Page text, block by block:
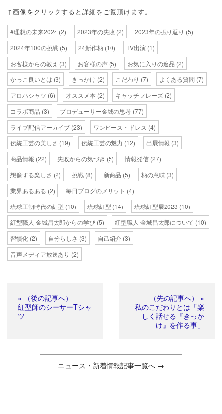
↑画像をクリックすると詳細をご覧頂けます。
#理想の未来2024 (2) 2023年の失敗 (2) 2023年の振り返り (5)
2024年100の挑戦 (5) 24新作柄 (10) TV出演 (1)
お客様からの教え (3) お客様の声 (5) お気に入りの逸品 (2)
かっこ良いとは (3) きっかけ (2) こだわり (7) よくある質問 (7)
アロハシャツ (6) オススメ本 (2) キャッチフレーズ (2)
コラボ商品 (3) プロデューサー金城の思考 (77)
ライブ配信アーカイブ (23) ワンピース・ドレス (4)
伝統工芸の美しさ (19) 伝統工芸の魅力 (12) 出展情報 (3)
商品情報 (22) 失敗からの気づき (5) 情報発信 (27)
想像する楽しさ (2) 挑戦 (8) 新商品 (5) 柄の意味 (3)
業界あるある (2) 毎日ブログのメリット (4)
琉球王朝時代の紅型 (10) 琉球紅型 (14) 琉球紅型展2023 (10)
紅型職人 金城昌太郎からの学び (5) 紅型職人 金城昌太郎について (10)
習慣化 (2) 自分らしさ (3) 自己紹介 (3)
音声メディア放送あり (2)
« （後の記事へ）
紅型師のシーサーTシャ
ツ
（先の記事へ） »
私のこだわりとは「楽
しく話せる『きっか
け』を作る事」
ニュース・新着情報記事一覧へ →